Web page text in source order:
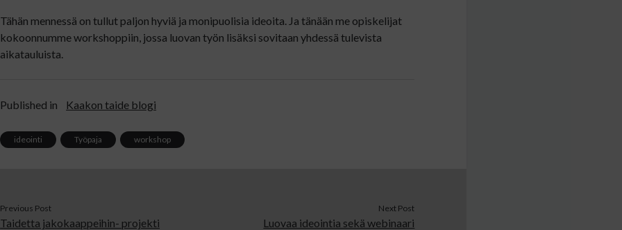
Tähän mennessä on tullut paljon hyviä ja monipuolisia ideoita. Ja tänään me opiskelijat
kokoonnumme workshoppiin, jossa luovan työn lisäksi sovitaan yhdessä tulevista
aikatauluista.
Published in Kaakon taide blogi
ideointi Työpaja workshop
Previous Post
Taidetta jakokaappeihin- projekti
Next Post
Luovaa ideointia sekä webinaari